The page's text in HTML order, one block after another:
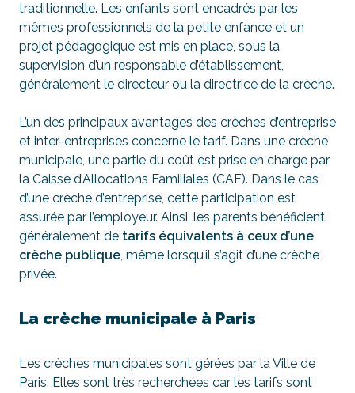
traditionnelle. Les enfants sont encadrés par les
mêmes professionnels de la petite enfance et un
projet pédagogique est mis en place, sous la
supervision d’un responsable d’établissement,
généralement le directeur ou la directrice de la crèche.
L’un des principaux avantages des crèches d’entreprise
et inter-entreprises concerne le tarif. Dans une crèche
municipale, une partie du coût est prise en charge par
la Caisse d’Allocations Familiales (CAF). Dans le cas
d’une crèche d’entreprise, cette participation est
assurée par l’employeur. Ainsi, les parents bénéficient
généralement de tarifs équivalents à ceux d’une
crèche publique, même lorsqu’il s’agit d’une crèche
privée.
La crèche municipale à Paris
Les crèches municipales sont gérées par la Ville de
Paris. Elles sont très recherchées car les tarifs sont